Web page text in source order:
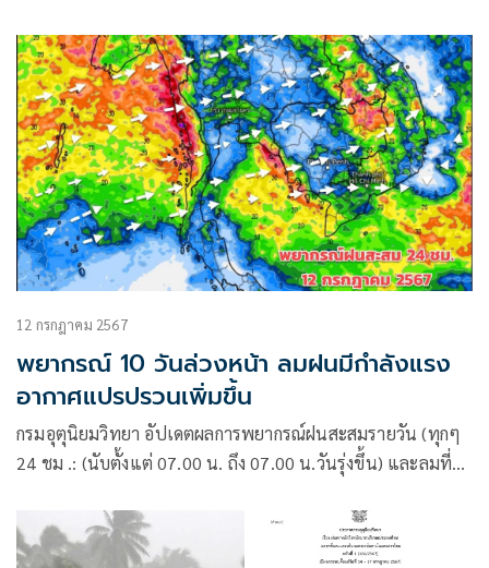
12 กรกฎาคม 2567
พยากรณ์ 10 วันล่วงหน้า ลมฝนมีกำลังแรง
อากาศแปรปรวนเพิ่มขึ้น
กรมอุตุนิยมวิทยา อัปเดตผลการพยากรณ์ฝนสะสมรายวัน (ทุกๆ
24 ชม .: (นับตั้งแต่ 07.00 น. ถึง 07.00 น.วันรุ่งขึ้น) และลมที่